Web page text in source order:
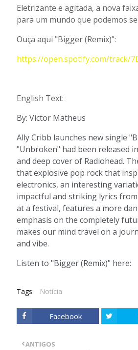
Eletrizante e agitada, a nova
para um mundo que podemos
Ouça aqui "Bigger (Remix)":
https://open.spotify.com/track/
English Text:
By: Victor Matheus
Ally Cribb launches new single
"Unbroken" had been released
and deep cover of Radiohead.
that explosive pop rock that
electronics, an interesting
impactful and striking lyrics
at a festival, features a more
emphasis on the completely
makes our mind travel on a
and vibe.
Listen to "Bigger (Remix)" here:
Tags: Notícia
Facebook
ANTIGOS